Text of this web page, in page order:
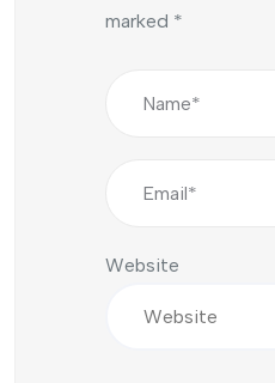
marked *
Website